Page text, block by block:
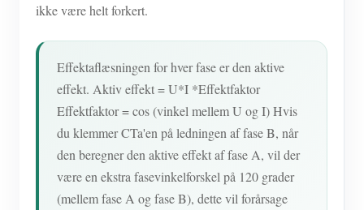
ikke være helt forkert.
Effektaflæsningen for hver fase er den aktive
effekt. Aktiv effekt = U*I *Effektfaktor
Effektfaktor = cos (vinkel mellem U og I) Hvis
du klemmer CTa'en på ledningen af fase B, når
den beregner den aktive effekt af fase A, vil der
være en ekstra fasevinkelforskel på 120 grader
(mellem fase A og fase B), dette vil forårsage